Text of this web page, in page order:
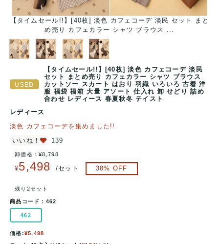
【タイムセール!!】[40枚] 淡色 カフェコーデ 淡民 セット まと
め売り カフェカラー シャツ ブラウス ...
【タイムセール!!】[40枚] 淡色 カフェコーデ 淡民
セット まとめ売り カフェカラー シャツ ブラウス
カットソー スカート はおり 羽織 いろいろ 古着 洋
服 福袋 福箱 大量 アソート 仕入れ 卸 せどり 詰め
合わせ レディース 春夏秋冬 テイスト
レディース
淡色 カフェコーデを集めました!!
いいね！
139
卸価格：¥8,798
¥5,498 /セット 38% OFF
残り2セット
商品コード： 462
462
価格:¥5,498